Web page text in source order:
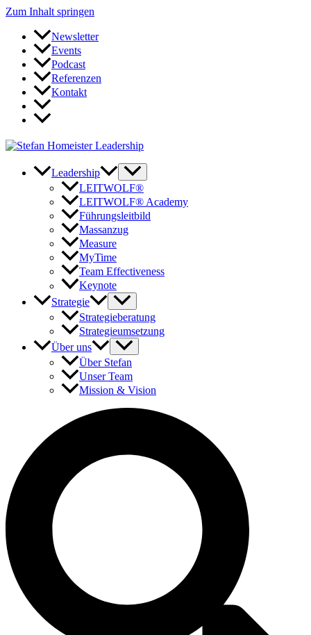
Zum Inhalt springen
Newsletter
Events
Podcast
Referenzen
Kontakt
Leadership
LEITWOLF®
LEITWOLF® Academy
Führungsleitbild
Massanzug
Measure
MyTime
Team Effectiveness
Keynote
Strategie
Strategieberatung
Strategieumsetzung
Über uns
Über Stefan
Unser Team
Mission & Vision